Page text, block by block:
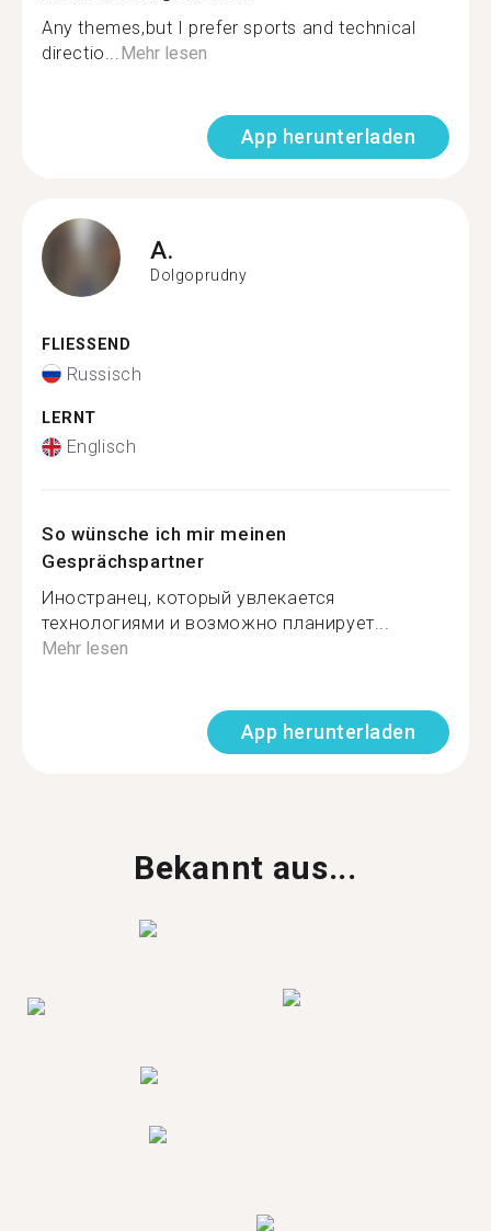
Any themes,but I prefer sports and technical
directio...Mehr lesen
App herunterladen
A.
Dolgoprudny
FLIESSEND
Russisch
LERNT
Englisch
So wünsche ich mir meinen
Gesprächspartner
Иностранец, который увлекается
технологиями и возможно планирует...
Mehr lesen
App herunterladen
Bekannt aus...